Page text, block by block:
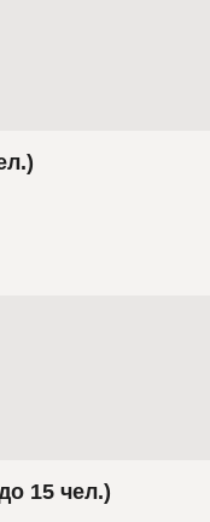
15 чел.)